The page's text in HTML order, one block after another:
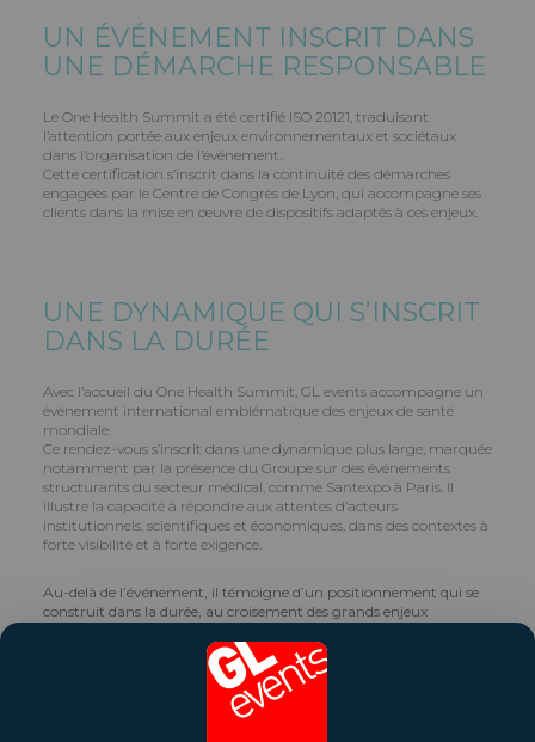
UN ÉVÉNEMENT INSCRIT DANS
UNE DÉMARCHE RESPONSABLE
Le One Health Summit a été certifié ISO 20121, traduisant
l’attention portée aux enjeux environnementaux et sociétaux
dans l’organisation de l’événement.
Cette certification s’inscrit dans la continuité des démarches
engagées par le Centre de Congrès de Lyon, qui accompagne ses
clients dans la mise en œuvre de dispositifs adaptés à ces enjeux.
UNE DYNAMIQUE QUI S’INSCRIT
DANS LA DURÉE
Avec l’accueil du One Health Summit, GL events accompagne un
événement international emblématique des enjeux de santé
mondiale.
Ce rendez-vous s’inscrit dans une dynamique plus large, marquée
notamment par la présence du Groupe sur des événements
structurants du secteur médical, comme Santexpo à Paris. Il
illustre la capacité à répondre aux attentes d’acteurs
institutionnels, scientifiques et économiques, dans des contextes à
forte visibilité et à forte exigence.
Au-delà de l’événement, il témoigne d’un positionnement qui se
construit dans la durée, au croisement des grands enjeux
©Bertrand Perret Photographe